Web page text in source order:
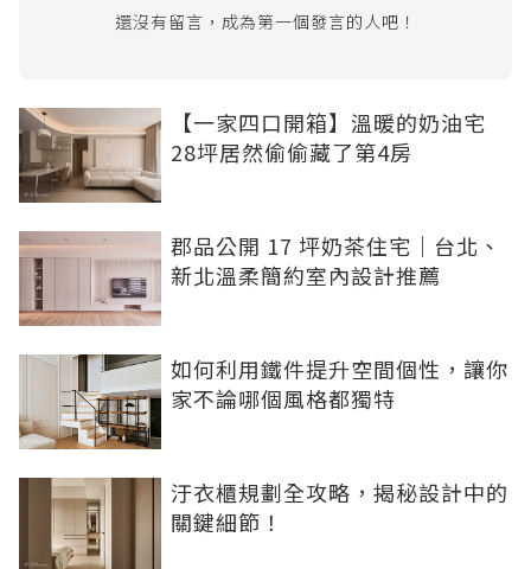
還沒有留言，成為第一個發言的人吧！
【一家四口開箱】溫暖的奶油宅
28坪居然偷偷藏了第4房
郡品公開 17 坪奶茶住宅｜台北、
新北溫柔簡約室內設計推薦
如何利用鐵件提升空間個性，讓你
家不論哪個風格都獨特
汙衣櫃規劃全攻略，揭秘設計中的
關鍵細節！